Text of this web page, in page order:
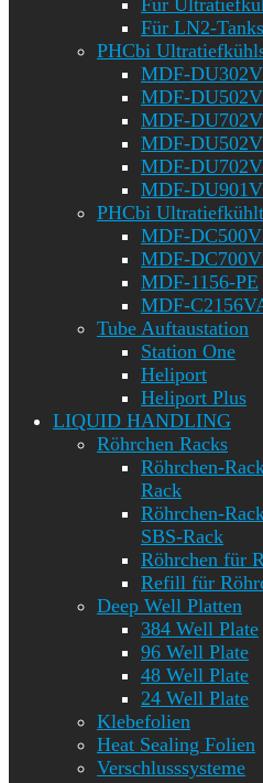
Für
Für LN2-Tanks
PHCbi
MDF-
MDF-
MDF-
MDF-
MDF-
MDF-
PHCbi
MDF-
MDF-
MDF-1156-PE
MDF-
Tube Auftaustation
Station One
Heliport
Heliport Plus
LIQUID HANDLING
Röhrchen Racks
Röhrchen-
Rack
Röhrchen-
SBS-Rack
Röhrchen für
Refill für
Deep Well Platten
384 Well Plate
96 Well Plate
48 Well Plate
24 Well Plate
Klebefolien
Heat Sealing Folien
Verschlusssysteme